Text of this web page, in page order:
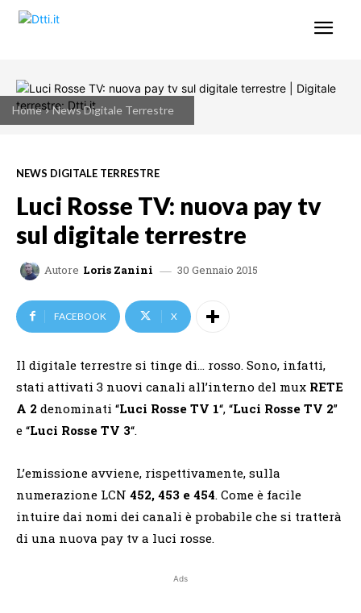
Home News Digitale Terrestre
NEWS DIGITALE TERRESTRE
Luci Rosse TV: nuova pay tv
sul digitale terrestre
Autore Loris Zanini 30 Gennaio 2015
FACEBOOK X
Il digitale terrestre si tinge di… rosso. Sono, infatti,
stati attivati 3 nuovi canali all’interno del mux RETE
A 2 denominati “Luci Rosse TV 1“, “Luci Rosse TV 2”
e “Luci Rosse TV 3“.
L’emissione avviene, rispettivamente, sulla
numerazione LCN 452, 453 e 454. Come è facile
intuire dai nomi dei canali è probabile che si tratterà
di una nuova pay tv a luci rosse.
Ads